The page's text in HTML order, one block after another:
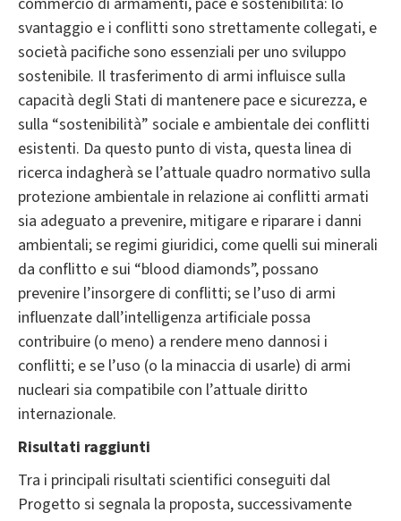
svantaggio e i conflitti sono strettamente collegati, e
società pacifiche sono essenziali per uno sviluppo
sostenibile. Il trasferimento di armi influisce sulla
capacità degli Stati di mantenere pace e sicurezza, e
sulla “sostenibilità” sociale e ambientale dei conflitti
esistenti. Da questo punto di vista, questa linea di
ricerca indagherà se l’attuale quadro normativo sulla
protezione ambientale in relazione ai conflitti armati
sia adeguato a prevenire, mitigare e riparare i danni
ambientali; se regimi giuridici, come quelli sui minerali
da conflitto e sui “blood diamonds”, possano
prevenire l’insorgere di conflitti; se l’uso di armi
influenzate dall’intelligenza artificiale possa
contribuire (o meno) a rendere meno dannosi i
conflitti; e se l’uso (o la minaccia di usarle) di armi
nucleari sia compatibile con l’attuale diritto
internazionale.
Risultati raggiunti
Tra i principali risultati scientifici conseguiti dal
Progetto si segnala la proposta, successivamente